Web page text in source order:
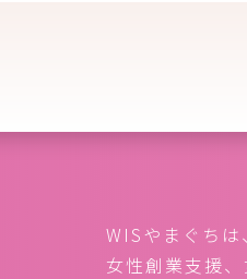
WISやまぐちは
女性創業支援